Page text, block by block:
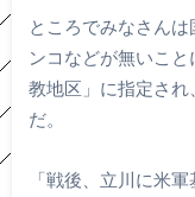
ところでみなさん
ンコなどが無いこ
教地区」に指定さ
だ。
「戦後、立川に米